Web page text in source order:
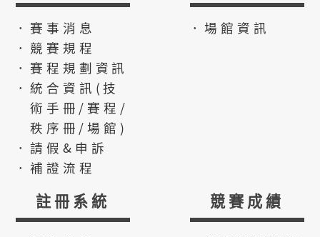
．賽事消息
．競賽規程
．賽程規劃資訊
．統合資訊(技
術手冊/賽程/
秩序冊/場館)
．請假&申訴
．補證流程
．場館資訊
註冊系統 競賽成績